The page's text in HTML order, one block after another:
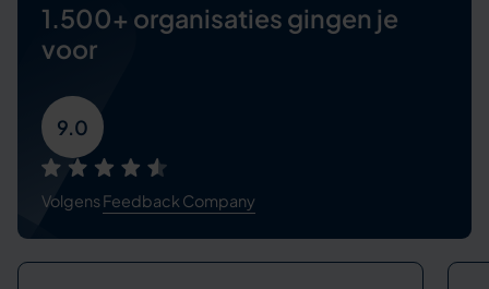
1.500+ organisaties gingen je
voor
9.0
VolgensFeedback Company